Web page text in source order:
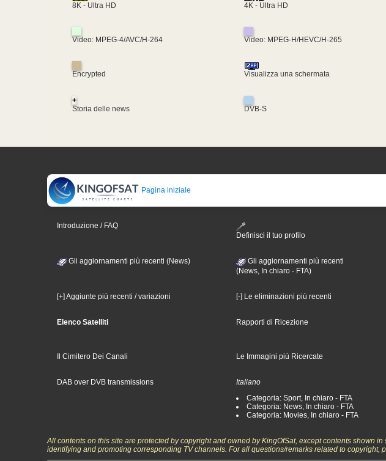
8K - Ultra HD 4K - Ultra HD
Video: MPEG-4/AVC/H-264 Video: MPEG-H/HEVC/H-265
Encrypted Visualizza una schermata
+
Storia delle news
DVB-S
Pagina iniziale
Introduzione / FAQ
Definisci il tuo profilo
Gli aggiornamenti più recenti (News)
Gli aggiornamenti più recenti
(News, In chiaro - FTA)
[+] Aggiunte più recenti / variazioni [-] Le eliminazioni più recenti
Elenco Satelliti Rapporti di Ricezione
Il Cimitero Dei Canali Le Immagini più Ricercate
DAB over DVB transmissions
Italiano
Categoria: Sport, In chiaro - FTA
Categoria: News, In chiaro - FTA
Categoria: Movies, In chiaro - FTA
All contents on this site are protected by copyright and owned by KingOfSat, except contents shown
identifying and promoting corresponding TV channels. For all questions/remarks related to copyright,